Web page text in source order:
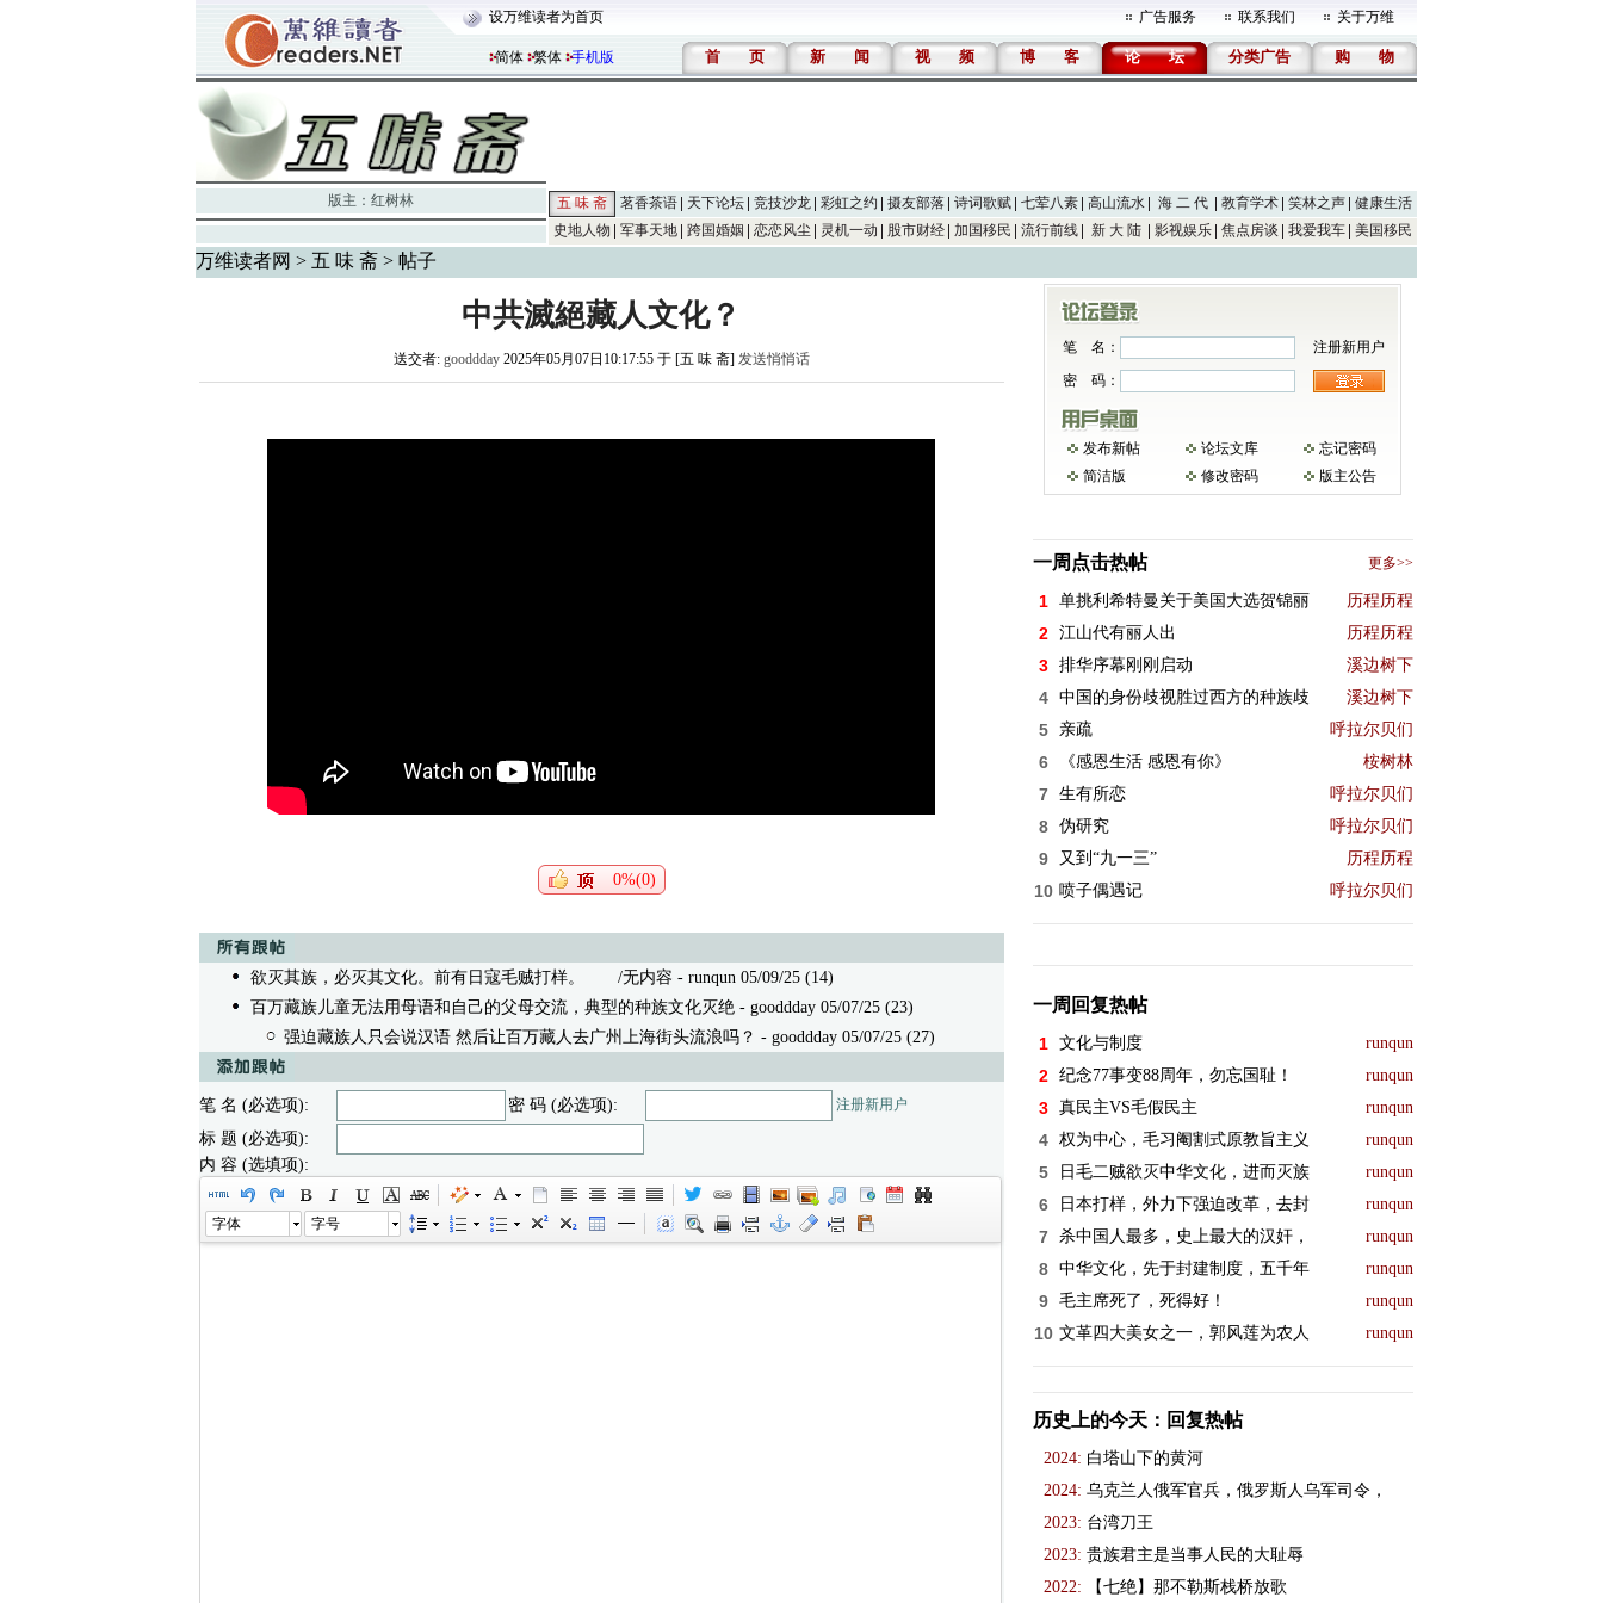
设万维读者为首页 广告服务 联系我们 关于万维
简体 繁体 手机版 首 页 新 闻 视 频 博 客 论 坛 分类广告 购 物
版主： 红树林 五 味 斋 茗香茶语 天下论坛 竞技沙龙 彩虹之约 摄友部落 诗词歌赋 七荤八素 高山流水 海 二 代 教育学术 笑林之声
健康生活
史地人物
军事天地 跨国婚姻 恋恋风尘 灵机一动 股市财经 加国移民 流行前线 新 大 陆 影视娱乐 焦点房谈 我爱我车 美国移民
万维读者网 > 五 味 斋> 帖子
中共滅絕藏人文化？
送交者: gooddday2025年05月07日10:17:55 于 [五 味 斋] 发送悄悄话
0%(0)
欲灭其族，必灭其文化。前有日寇毛贼打样。
/无内容 - runqun 05/09/25 (14)
百万藏族儿童无法用母语和自己的父母交流，典型的种族文化灭绝- gooddday 05/07/25 (23)
强迫藏族人只会说汉语 然后让百万藏人去广州上海街头流浪吗？ - gooddday 05/07/25 (27)
笔 名 (必选项): 密 码 (必选项): 注册新用户
标 题 (必选项):
内 容 (选填项):
字体 字号
笔 名：
注册新用户
密 码：
发布新帖 论坛文库
忘记密码
简洁版
修改密码 版主公告
一周点击热帖 更多>>
1 单挑利希特曼关于美国大选贺锦丽 历程历程
2 江山代有丽人出 历程历程
3 排华序幕刚刚启动 溪边树下
4 中国的身份歧视胜过西方的种族歧 溪边树下
5 亲疏 呼拉尔贝们
6 《感恩生活 感恩有你》 桉树林
7 生有所恋 呼拉尔贝们
8 伪研究 呼拉尔贝们
9 又到“九一三” 历程历程
10 喷子偶遇记 呼拉尔贝们
一周回复热帖
1 文化与制度 runqun
2 纪念77事变88周年，勿忘国耻！ runqun
3 真民主VS毛假民主 runqun
4 权为中心，毛习阉割式原教旨主义 runqun
5 日毛二贼欲灭中华文化，进而灭族 runqun
6 日本打样，外力下强迫改革，去封 runqun
7 杀中国人最多，史上最大的汉奸， runqun
8 中华文化，先于封建制度，五千年 runqun
9 毛主席死了，死得好！ runqun
10 文革四大美女之一，郭风莲为农人 runqun
历史上的今天：回复热帖
2024: 白塔山下的黄河
2024: 乌克兰人俄军官兵，俄罗斯人乌军司令，
2023: 台湾刀王
2023: 贵族君主是当事人民的大耻辱
2022:
【七绝】那不勒斯栈桥放歌